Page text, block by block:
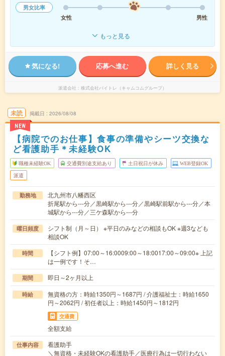
男女比率
女性
男性
もっと見る
気になる! 応募へ進む 詳しく見る
派遣会社 株式会社バイトレ（キャムコムグループ）
未読
NEW
掲載日 2026/08/08
【病院でのお仕事】食事の準備やシーツ交換な
ど看護助手＊未経験OK
職種未経験OK 交通費別途支給あり 土日祝日が休み WEB登録OK
派遣
勤務地
北九州市八幡西区
折尾駅から---分／黒崎駅から---分／黒崎駅前駅から---分／本
城駅から---分／三ケ森駅から---分
曜日頻度
シフト制（月～日） ※平日のみなどの相談もOK ※週3なども
相談OK
時間
【シフト例】07:00～16:0009:00～18:0017:00～09:00※ 上記
は一例です！そ…
期間 即日～2ヶ月以上
時給
無資格の方：時給1350円～1687円 / 介護福祉士：時給1650
円～2062円 / 初任者以上：時給1450円～1812円
交通費
全額支給
仕事内容
看護助手
＼無資格・未経験OKの看護助手／医療行為は一切行わない